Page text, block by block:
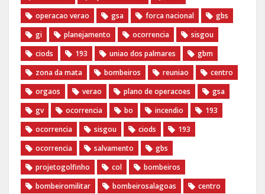
operacao verao
gsa forca nacional
gbs
gi
planejamento ocorrencia
sisgou
ciods
193 uniao dos palmares
gbm
zona da mata
bombeiros reuniao
centro
orgaos
verao plano de operacoes
gsa
gv
ocorrencia bo incendio
193
ocorrencia
sisgou ciods
193
ocorrencia
salvamento
gbs
projetogolfinho
col
bombeiros
bombeiromilitar
bombeirosalagoas
centro